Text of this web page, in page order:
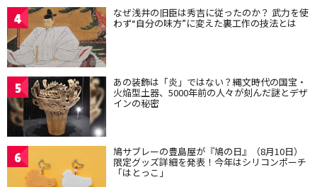
4 なぜ浅井の旧臣は秀吉に従ったのか？ 武力を使
わず“自分の味方”に変えた裏工作の技法とは
5 あの装飾は「炎」ではない？縄文時代の国宝・
火焔型土器、5000年前の人々が刻んだ謎とデザ
インの秘密
6 鳩サブレーの豊島屋が『鳩の日』（8月10日）
限定グッズ詳細を発表！今年はシリコンポーチ
「はとっこ」